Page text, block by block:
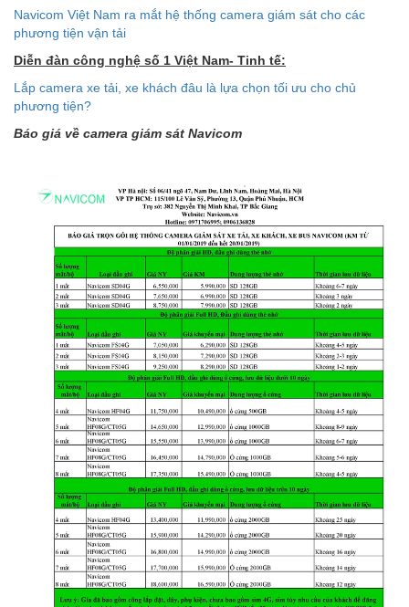
Navicom Việt Nam ra mắt hệ thống camera giám sát cho các
phương tiện vận tải
Diễn đàn công nghệ số 1 Việt Nam- Tinh tế:
Lắp camera xe tải, xe khách đâu là lựa chọn tối ưu cho chủ
phương tiện?
Báo giá về camera giám sát Navicom